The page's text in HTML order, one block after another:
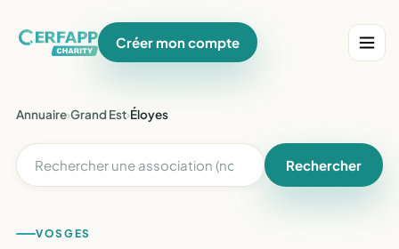
Créer mon compte
Annuaire›Grand Est›Éloyes
Rechercher
VOSGES